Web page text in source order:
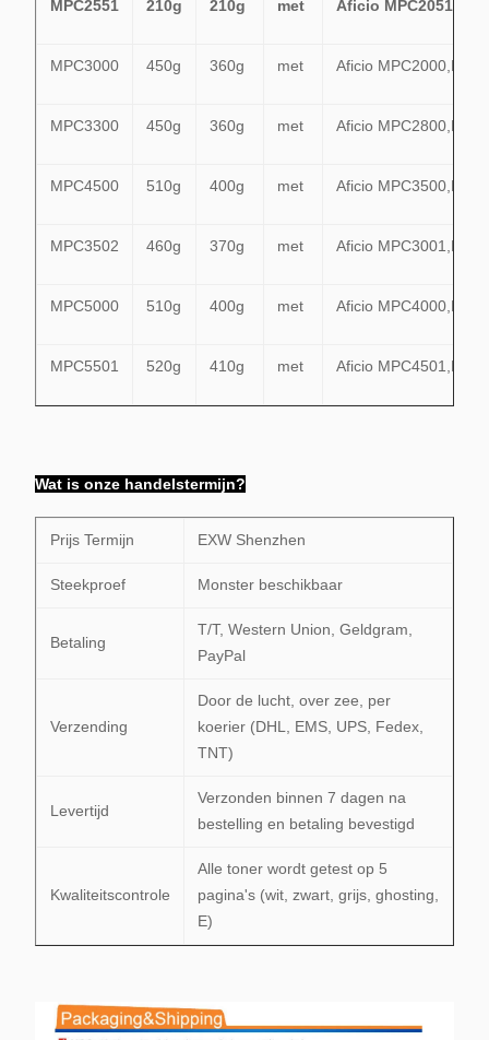
MPC2551 210g 210g met Aficio
MPC3000 450g 360g met Aficio
MPC3300 450g 360g met Aficio
MPC4500 510g 400g met Aficio
MPC3502 460g 370g met Aficio
MPC5000 510g 400g met Aficio
MPC5501 520g 410g met Aficio
Wat is onze handelstermijn?
Prijs Termijn EXW Shenzhen
Steekproef Monster beschikbaar
Betaling
T/T, Western Union, Geldgram,
PayPal
Verzending
Door de lucht, over zee, per
koerier (DHL, EMS, UPS, Fedex,
TNT)
Levertijd
Verzonden binnen 7 dagen na
bestelling en betaling bevestigd
Kwaliteitscontrole
Alle toner wordt getest op 5
pagina's (wit, zwart, grijs, ghosting,
E)